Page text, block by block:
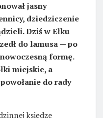
jasny
dziedziczenie
Dziś w Ełku
do lamusa — po
formę.
miejskie, a
do rady
księdze